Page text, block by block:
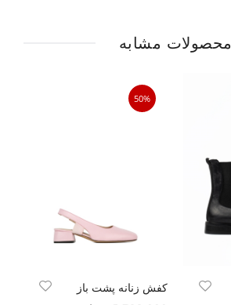
محصولات مشابه
50%
کفش زنانه پشت باز